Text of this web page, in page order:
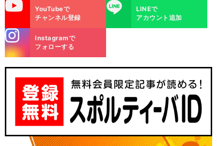
YouTubeで
チャンネル登録
LINE
LINEで
アカウント追加
m
Instagramで
フォローする